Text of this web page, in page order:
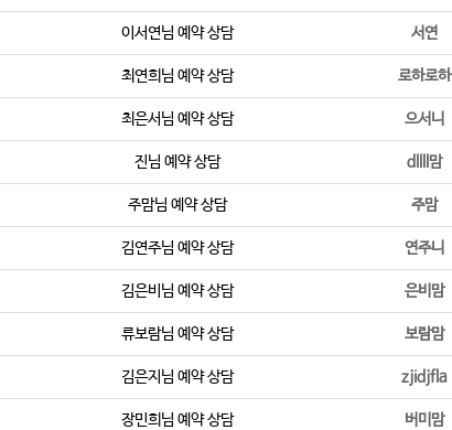
이서연님 예약 상담 서연
최연희님 예약 상담 로하로하
최은서님 예약 상담 으서니
진님 예약 상담 dllll맘
주맘님 예약 상담 주맘
김연주님 예약 상담 연주니
김은비 님 예약 상담 은비맘
류보람님 예약 상담 보람맘
김은지 님 예약 상담 zjidjfla
장민희님 예약 상담 버미맘